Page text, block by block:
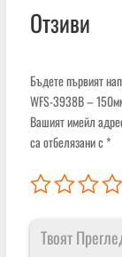
Отзиви
Бъдете първият
WFS-3938B –
Вашият имейл
са отбелязани с*